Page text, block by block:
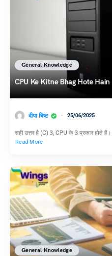
General Knowledge
CPU Ke Kitne Bhag Hote Hain –
दीपा बिष्ट 25/06/2025
सही उत्तर है (C) 3, CPU के 3 प्रकार होते
Read More
General Knowledge